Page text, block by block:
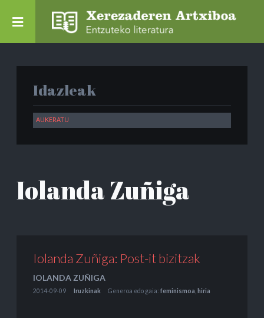
Idazleak
Iolanda Zuñiga
Iolanda Zuñiga: Post-it bizitzak
IOLANDA ZUÑIGA
2014-09-09 Iruzkinak Generoa edo gaia: feminismoa hiria